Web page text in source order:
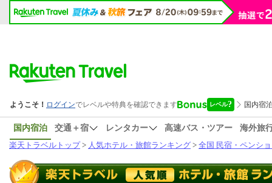
国内宿泊 交通＋宿 レンタカー 高速バス・ツアー
海外旅
楽天トラベルトップ> 人気ホテル・旅館ランキング > 全国 民宿・ペンシ